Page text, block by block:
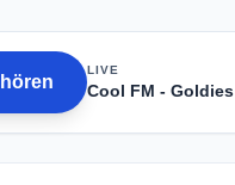
LIVE
Cool FM - Goldies